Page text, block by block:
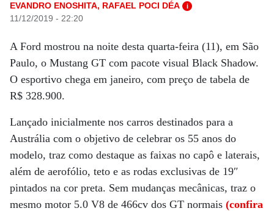
EVANDRO ENOSHITA, RAFAEL POCI DÉA i
11/12/2019 - 22:20
A Ford mostrou na noite desta quarta-feira (11), em São
Paulo, o Mustang GT com pacote visual Black Shadow.
O esportivo chega em janeiro, com preço de tabela de
R$ 328.900.
Lançado inicialmente nos carros destinados para a
Austrália com o objetivo de celebrar os 55 anos do
modelo, traz como destaque as faixas no capô e laterais,
além de aerofólio, teto e as rodas exclusivas de 19″
pintados na cor preta. Sem mudanças mecânicas, traz o
mesmo motor 5.0 V8 de 466cv dos GT normais (confira